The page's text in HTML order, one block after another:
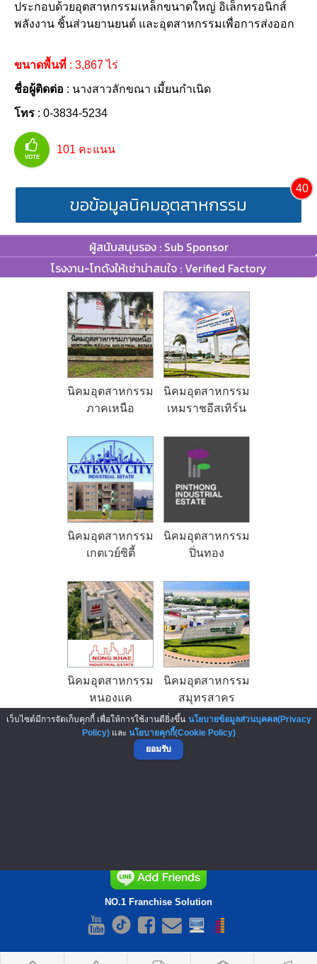
ประกอบด้วยอุตสาหกรรมเหล็กขนาดใหญ่ อิเล็กทรอนิกส์
พลังงาน ชิ้นส่วนยานยนต์ และอุตสาหกรรมเพื่อการส่งออก
ขนาดพื้นที่ : 3,867 ไร่
ชื่อผู้ติดต่อ : นางสาวลักขณา เมี้ยนกำเนิด
โทร : 0-3834-5234
VOTE
101 คะแนน
ขอข้อมูลนิคมอุตสาหกรรม
40
ผู้สนับสนุนรอง : Sub Sponsor
โรงงาน-โกดังให้เช่าน่าสนใจ : Verified Factory
นิคมอุตสาหกรรม
ภาคเหนือ
นิคมอุตสาหกรรม
เหมราชอีสเทิร์น
นิคมอุตสาหกรรม
เกตเวย์ซิตี้
นิคมอุตสาหกรรม
ปิ่นทอง
นิคมอุตสาหกรรม
หนองแค
นิคมอุตสาหกรรม
สมุทรสาคร
ผู้สนับสนุน : Sponsor
NO.1 Franchise Solution
เว็บไซต์มีการจัดเก็บคุกกี้ เพื่อให้การใช้งานดียิ่งขึ้น นโยบายข้อมูลส่วนบุคคล(Privacy
Policy)และ นโยบายคุกกี้(Cookie Policy)
ยอมรับ